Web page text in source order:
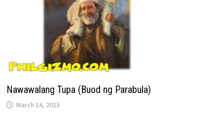
Nawawalang Tupa (Buod ng Parabula)
March 14, 2023